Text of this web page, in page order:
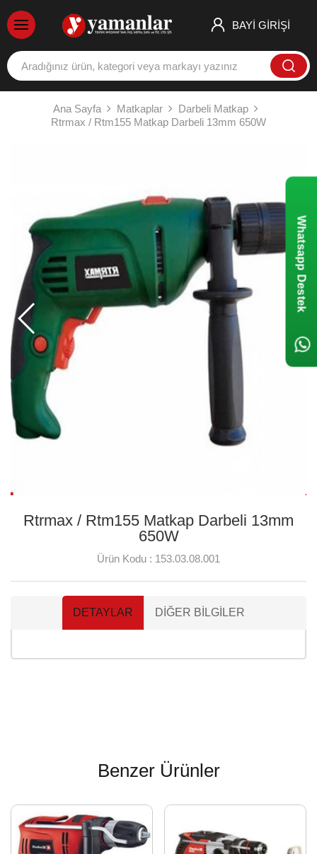
BAYİ GİRİŞİ
Ana Sayfa Matkaplar
Darbeli Matkap
Rtrmax / Rtm155 Matkap Darbeli 13mm 650W
Rtrmax / Rtm155 Matkap Darbeli 13mm
650W
Ürün Kodu : 153.03.08.001
DETAYLAR DIĞER BILGILER
Benzer Ürünler
Whatsapp Destek